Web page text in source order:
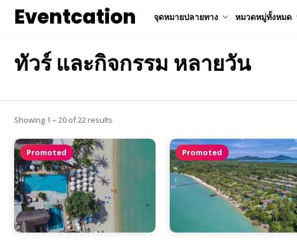
Eventcation จุดหมายปลายทาง หมวดหมู่ทั้งหมด
ทัวร์ และกิจกรรม หลายวัน
Showing 1 – 20 of 22 results
Promoted Promoted